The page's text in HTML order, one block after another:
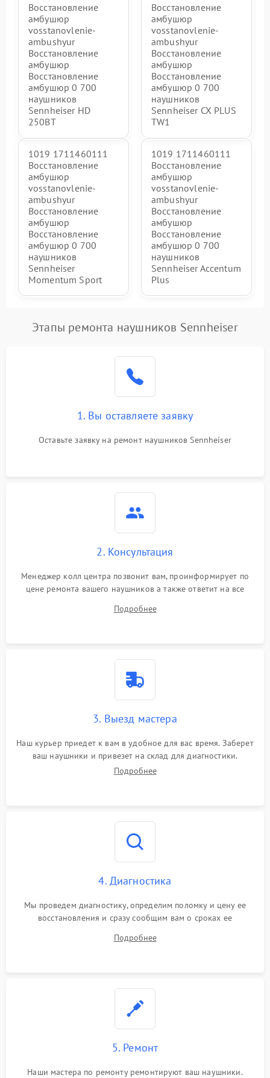
Восстановление
амбушюр
vosstanovlenie-
ambushyur
Восстановление
амбушюр
Восстановление
амбушюр 0 700
наушников
Sennheiser HD
250BT
Восстановление
амбушюр
vosstanovlenie-
ambushyur
Восстановление
амбушюр
Восстановление
амбушюр 0 700
наушников
Sennheiser CX PLUS
TW1
1019 1711460111
Восстановление
амбушюр
vosstanovlenie-
ambushyur
Восстановление
амбушюр
Восстановление
амбушюр 0 700
наушников
Sennheiser
Momentum Sport
1019 1711460111
Восстановление
амбушюр
vosstanovlenie-
ambushyur
Восстановление
амбушюр
Восстановление
амбушюр 0 700
наушников
Sennheiser Accentum
Plus
Этапы ремонта наушников Sennheiser
1. Вы оставляете заявку
Оставьте заявку на ремонт наушников Sennheiser
2. Консультация
Менеджер колл центра позвонит вам, проинформирует по
цене ремонта вашего наушников а также ответит на все
Подробнее
3. Выезд мастера
Наш курьер приедет к вам в удобное для вас время. Заберет
ваш наушники и привезет на склад для диагностики.
Подробнее
4. Диагностика
Мы проведем диагностику, определим поломку и цену ее
восстановления и сразу сообщим вам о сроках ее
Подробнее
5. Ремонт
Наши мастера по ремонту ремонтируют ваш наушники.